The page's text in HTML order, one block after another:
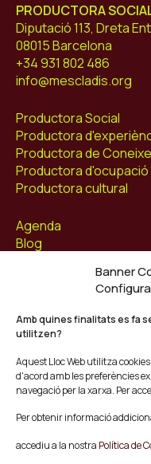
Banner
Amb quines finalitats es fa
utilitzen?
Aquest Lloc Web utilitza
d'acord amb les preferències
navegació per la xarxa. Per
Per obtenir informació
accediu a la nostra Política de
PRODUCTORA
Diputació 113, Dreta
08015 Barcelona
+34 931 802 486
info@mescladis.org
Productora Social
Productora
Productora de
Productora d'ocupació
Productora cultural
Agenda
Blog
Facebook
Instagram
Youtube
Twitter/X
© Mescladís 2026
Avís legal